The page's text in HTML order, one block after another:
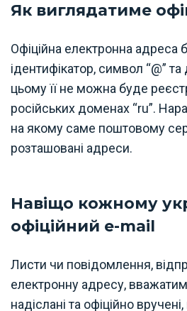
Як виглядатиме
Офіційна електронна адреса
ідентифікатор, символ “@”
цьому її не можна буде
російських доменах “ru”.
на якому саме поштовому
розташовані адреси.
Навіщо кожному
офіційний e-mail
Листи чи повідомлення,
електронну адресу,
надіслані та офіційно вручені,